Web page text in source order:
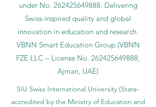
under No. 262425649888. Delivering
Swiss-inspired quality and global
innovation in education and research.
VBNN Smart Education Group (VBNN
FZE LLC – License No. 262425649888,
Ajman, UAE)
SIU Swiss International University (State-
accredited by the Ministry of Education and